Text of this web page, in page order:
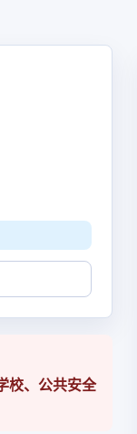
校、公共安全